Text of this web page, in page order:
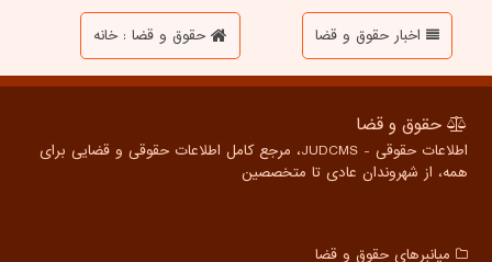
اخبار حقوق و قضا حقوق و قضا : خانه
حقوق و قضا
اطلاعات حقوقی - JUDCMS، مرجع کامل اطلاعات حقوقی و قضایی برای
همه، از شهروندان عادی تا متخصصین
میانبرهای حقوق و قضا